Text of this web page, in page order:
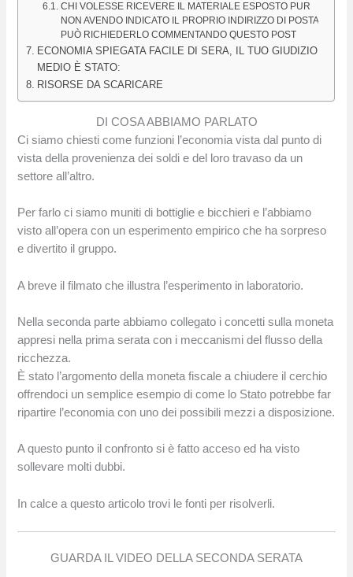
CHI VOLESSE RICEVERE IL MATERIALE ESPOSTO PUR
NON AVENDO INDICATO IL PROPRIO INDIRIZZO DI POSTA
PUÒ RICHIEDERLO COMMENTANDO QUESTO POST
ECONOMIA SPIEGATA FACILE DI SERA, IL TUO GIUDIZIO
MEDIO È STATO:
RISORSE DA SCARICARE
DI COSA ABBIAMO PARLATO
Ci siamo chiesti come funzioni l’economia vista dal punto di
vista della provenienza dei soldi e del loro travaso da un
settore all’altro.
Per farlo ci siamo muniti di bottiglie e bicchieri e l’abbiamo
visto all’opera con un esperimento empirico che ha sorpreso
e divertito il gruppo.
A breve il filmato che illustra l’esperimento in laboratorio.
Nella seconda parte abbiamo collegato i concetti sulla moneta
appresi nella prima serata con i meccanismi del flusso della
ricchezza.
È stato l’argomento della moneta fiscale a chiudere il cerchio
offrendoci un semplice esempio di come lo Stato potrebbe far
ripartire l’economia con uno dei possibili mezzi a disposizione.
A questo punto il confronto si è fatto acceso ed ha visto
sollevare molti dubbi.
In calce a questo articolo trovi le fonti per risolverli.
GUARDA IL VIDEO DELLA SECONDA SERATA